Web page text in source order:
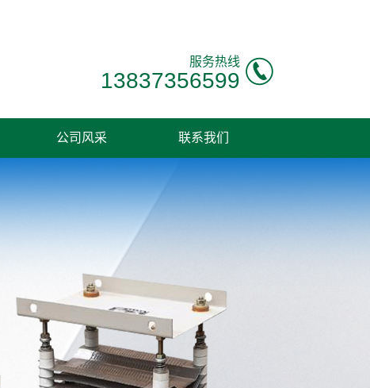
服务热线
13837356599
公司风采 联系我们